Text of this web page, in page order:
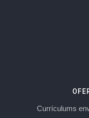
Currículums